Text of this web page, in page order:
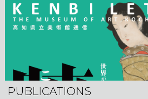
PUBLICATIONS